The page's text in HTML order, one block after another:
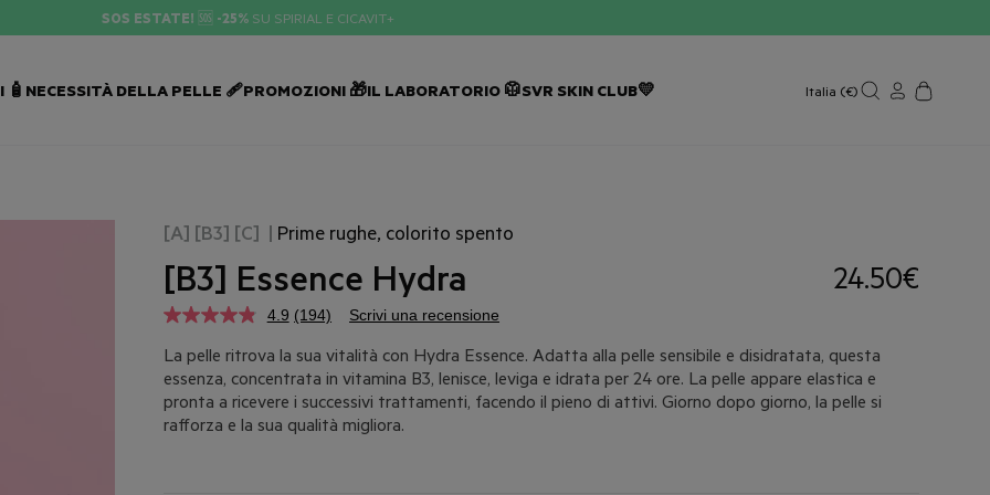
SOS ESTATE!🆘-25%SU SPIRIAL E CICAVIT+
🧴 NECESSITÀ DELLA PELLE 🩹PROMOZIONI 🎁IL LABORATORIO 🥼SVR SKIN CLUB💛 Italia (€)
[A] [B3] [C] | Prime rughe, colorito spento
[B3] Essence Hydra 24.50€
4.9 (194) Scrivi una recensione
La pelle ritrova la sua vitalità con Hydra Essence. Adatta alla pelle sensibile e disidratata, questa
essenza, concentrata in vitamina B3, lenisce, leviga e idrata per 24 ore. La pelle appare elastica e
pronta a ricevere i successivi trattamenti, facendo il pieno di attivi. Giorno dopo giorno, la pelle si
rafforza e la sua qualità migliora.